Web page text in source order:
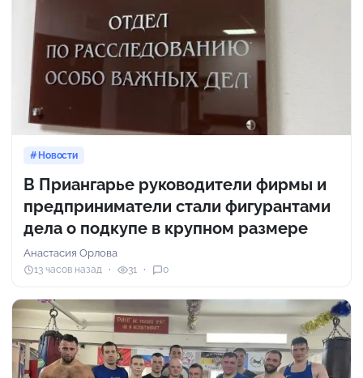
Новости
В Приангарье руководители фирмы и
предприниматели стали фигурантами
дела о подкупе в крупном размере
Анастасия Орлова
13 часов назад 31 0